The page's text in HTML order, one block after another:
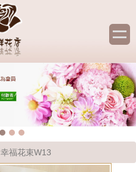
幸福花束W13